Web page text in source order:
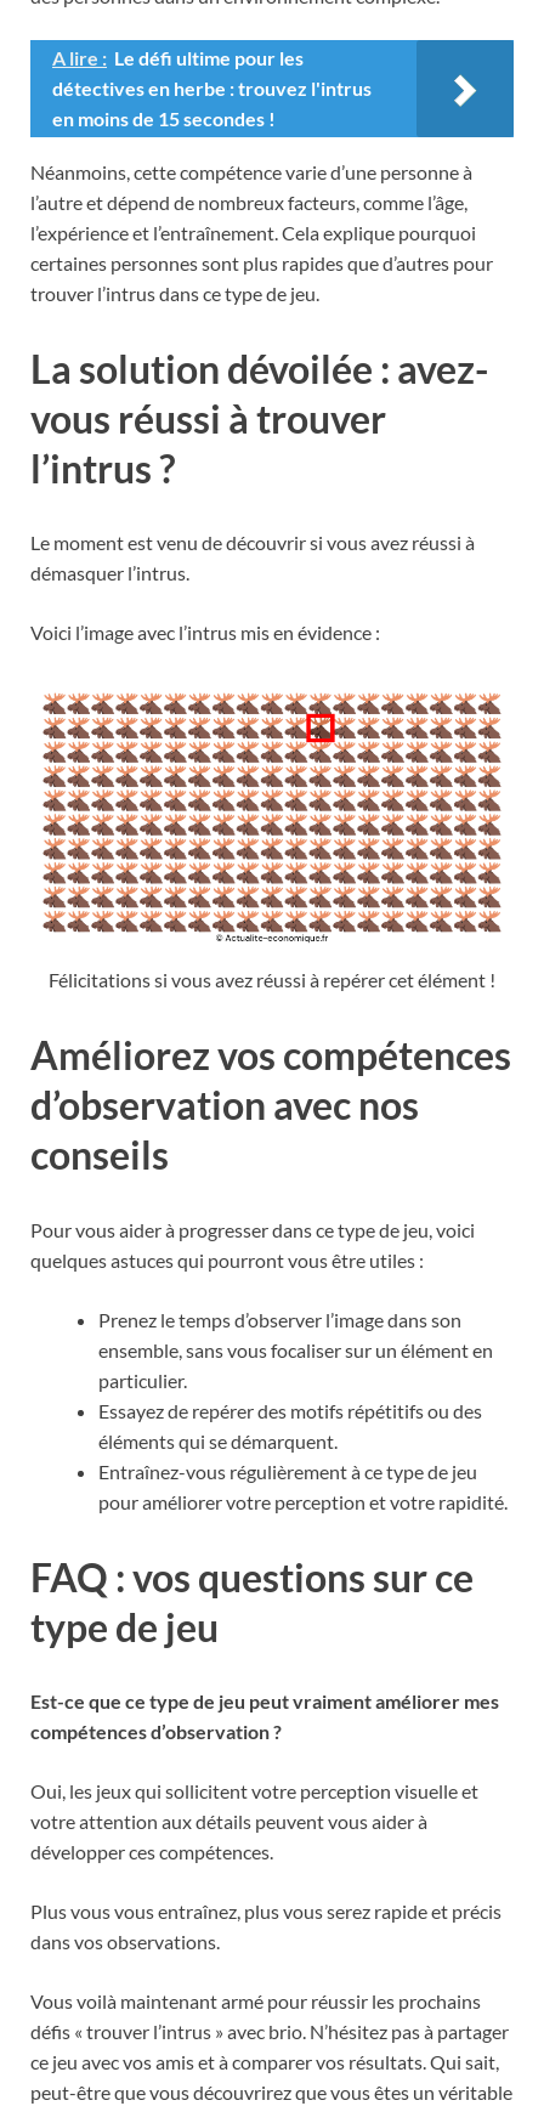
A lire : Le défi ultime pour les
détectives en herbe : trouvez l'intrus
en moins de 15 secondes !
Néanmoins, cette compétence varie d’une personne à
l’autre et dépend de nombreux facteurs, comme l’âge,
l’expérience et l’entraînement. Cela explique pourquoi
certaines personnes sont plus rapides que d’autres pour
trouver l’intrus dans ce type de jeu.
La solution dévoilée : avez-
vous réussi à trouver
l’intrus ?
Le moment est venu de découvrir si vous avez réussi à
démasquer l’intrus.
Voici l’image avec l’intrus mis en évidence :
Félicitations si vous avez réussi à repérer cet élément !
Améliorez vos compétences
d’observation avec nos
conseils
Pour vous aider à progresser dans ce type de jeu, voici
quelques astuces qui pourront vous être utiles :
Prenez le temps d’observer l’image dans son
ensemble, sans vous focaliser sur un élément en
particulier.
Essayez de repérer des motifs répétitifs ou des
éléments qui se démarquent.
Entraînez-vous régulièrement à ce type de jeu
pour améliorer votre perception et votre rapidité.
FAQ : vos questions sur ce
type de jeu
Est-ce que ce type de jeu peut vraiment améliorer mes
compétences d’observation ?
Oui, les jeux qui sollicitent votre perception visuelle et
votre attention aux détails peuvent vous aider à
développer ces compétences.
Plus vous vous entraînez, plus vous serez rapide et précis
dans vos observations.
Vous voilà maintenant armé pour réussir les prochains
défis « trouver l’intrus » avec brio. N’hésitez pas à partager
ce jeu avec vos amis et à comparer vos résultats. Qui sait,
peut-être que vous découvrirez que vous êtes un véritable